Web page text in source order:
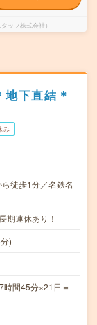
ッフ株式会社）
下直結＊
み
徒歩1分／名鉄名
期連休あり！
)
間45分×21日＝